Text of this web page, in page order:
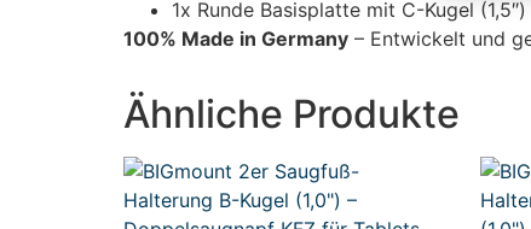
1x Runde Basisplatte mit C-Kugel
100% Made in Germany – Entwickelt und
Ähnliche Produkte